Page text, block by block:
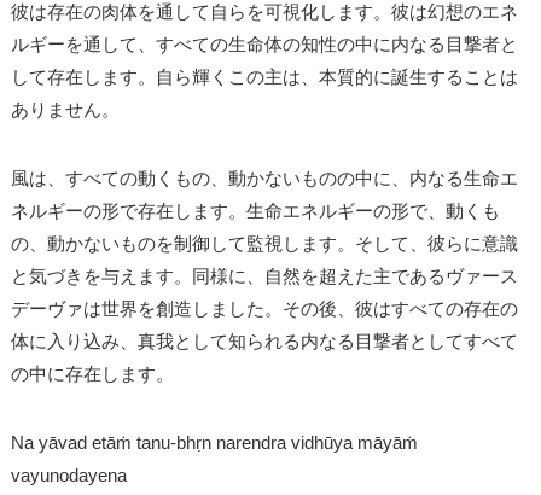
彼は存在の肉体を通して自らを可視化します。彼は幻想のエネ
ルギーを通して、すべての生命体の知性の中に内なる目撃者と
して存在します。自ら輝くこの主は、本質的に誕生することは
ありません。
風は、すべての動くもの、動かないものの中に、内なる生命エ
ネルギーの形で存在します。生命エネルギーの形で、動くも
の、動かないものを制御して監視します。そして、彼らに意識
と気づきを与えます。同様に、自然を超えた主であるヴァース
デーヴァは世界を創造しました。その後、彼はすべての存在の
体に入り込み、真我として知られる内なる目撃者としてすべて
の中に存在します。
Na yāvad etāṁ tanu-bhṛn narendra vidhūya māyāṁ
vayunodayena